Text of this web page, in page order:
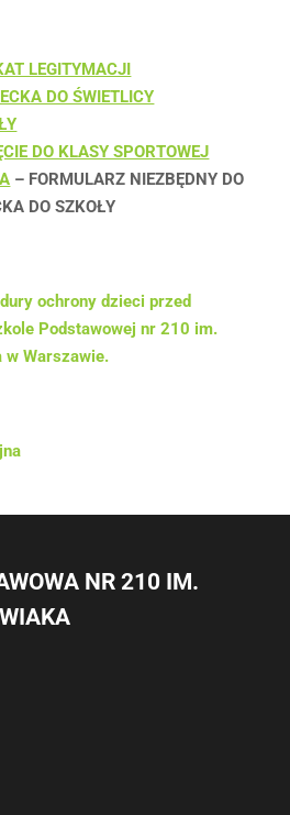
LEGITYMACJI
DO ŚWIETLICY
DO KLASY SPORTOWEJ
– FORMULARZ NIEZBĘDNY DO
DO SZKOŁY
ochrony dzieci przed
Podstawowej nr 210 im.
w Warszawie.
NR 210 IM.